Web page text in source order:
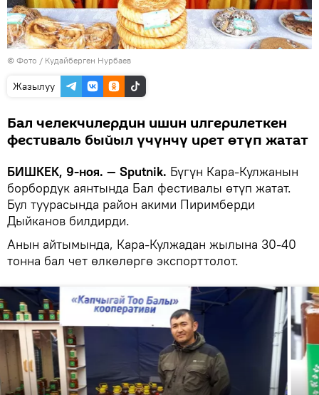
© Фото / Кудайберген Нурбаев
Жазылуу
Бал челекчилердин ишин илгерилеткен
фестиваль быйыл үчүнчү ирет өтүп жатат
БИШКЕК, 9-ноя. — Sputnik. Бүгүн Кара-Кулжанын
борбордук аянтында Бал фестивалы өтүп жатат.
Бул туурасында район акими Пиримберди
Дыйканов билдирди.
Анын айтымында, Кара-Кулжадан жылына 30-40
тонна бал чет өлкөлөргө экспорттолот.